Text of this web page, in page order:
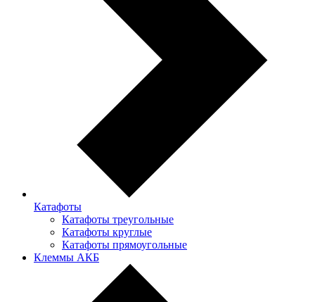
Катафоты
Катафоты треугольные
Катафоты круглые
Катафоты прямоугольные
Клеммы АКБ